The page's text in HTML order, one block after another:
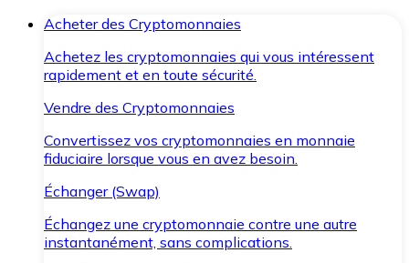
Acheter des Cryptomonnaies
Achetez les cryptomonnaies qui vous intéressent
rapidement et en toute sécurité.
Vendre des Cryptomonnaies
Convertissez vos cryptomonnaies en monnaie
fiduciaire lorsque vous en avez besoin.
Échanger (Swap)
Échangez une cryptomonnaie contre une autre
instantanément, sans complications.